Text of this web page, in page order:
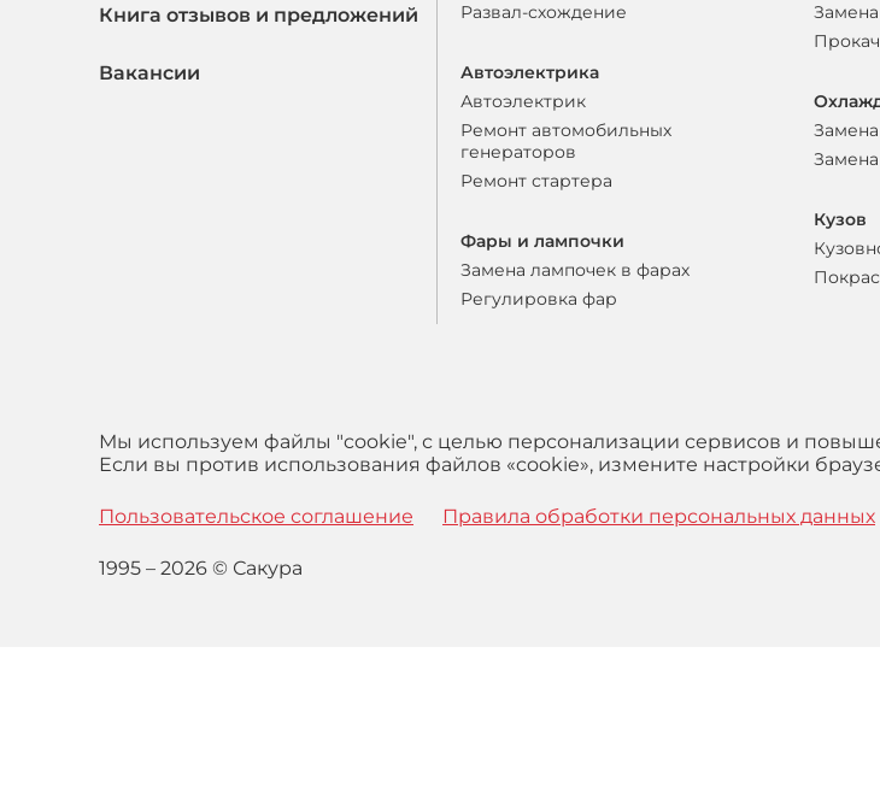
Книга отзывов и предложений
Вакансии
Развал-схождение
Автоэлектрика
Автоэлектрик
Ремонт автомобильных
генераторов
Ремонт стартера
Фары и лампочки
Замена лампочек в фарах
Регулировка фар
Кузов
Мы используем файлы "cookie", с целью персонализации сервисов и
Если вы против использования файлов «cookie», измените настройки
Пользовательское соглашение Правила обработки персональных данных
1995 – 2026 © Сакура